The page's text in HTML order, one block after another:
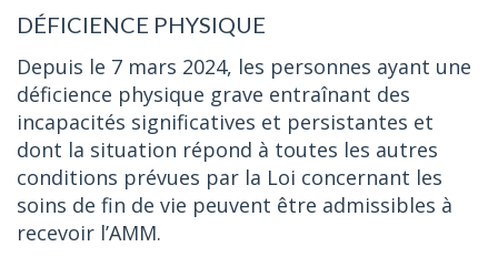
DÉFICIENCE PHYSIQUE
Depuis le 7 mars 2024, les personnes ayant une
déficience physique grave entraînant des
incapacités significatives et persistantes et
dont la situation répond à toutes les autres
conditions prévues par la Loi concernant les
soins de fin de vie peuvent être admissibles à
recevoir l’AMM.